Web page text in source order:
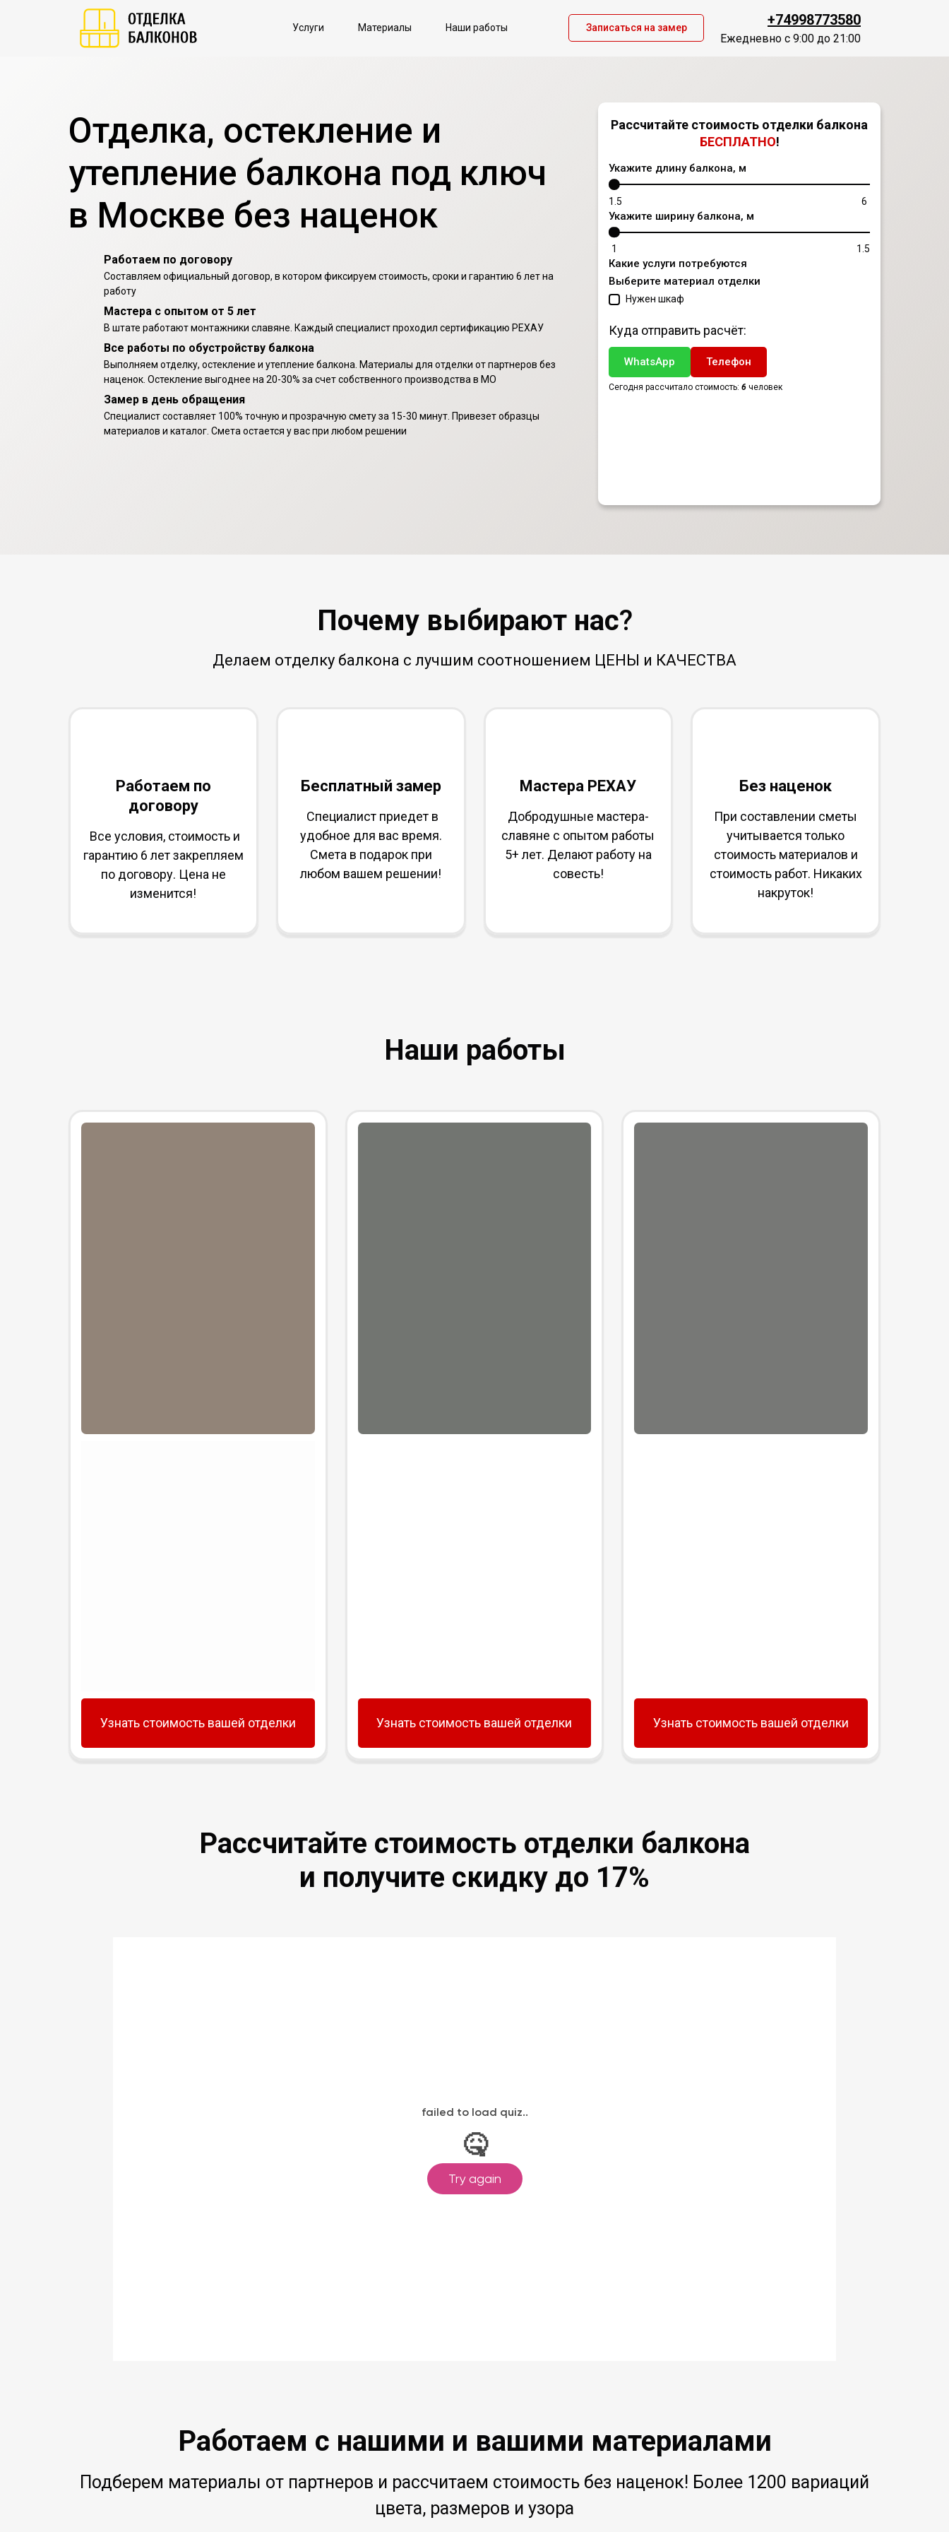
Услуги Материалы Наши работы Записаться на замер +74998773580
Ежедневно c 9:00 до 21:00
Отделка, остекление и
утепление балкона под ключ
в Москве без наценок
Работаем по договору
Составляем официальный договор, в котором фиксируем стоимость, сроки и гарантию 6 лет на
работу
Мастера с опытом от 5 лет
В штате работают монтажники славяне. Каждый специалист проходил сертификацию РЕХАУ
Все работы по обустройству балкона
Выполняем отделку, остекление и утепление балкона. Материалы для отделки от партнеров без
наценок. Остекление выгоднее на 20-30% за счет собственного производства в МО
Замер в день обращения
Специалист составляет 100% точную и прозрачную смету за 15-30 минут. Привезет образцы
материалов и каталог. Смета остается у вас при любом решении
Рассчитайте стоимость отделки балкона
БЕСПЛАТНО!
Укажите длину балкона, м
1.5 6
Укажите ширину балкона, м
1 1.5
Какие услуги потребуются
Выберите материал отделки
Нужен шкаф
Куда отправить расчёт:
WhatsApp Телефон
Сегодня рассчитало стоимость: 6 человек
Почему выбирают нас?
Делаем отделку балкона с лучшим соотношением ЦЕНЫ и КАЧЕСТВА
Работаем по
договору
Все условия, стоимость и
гарантию 6 лет закрепляем
по договору. Цена не
изменится!
Бесплатный замер
Специалист приедет в
удобное для вас время.
Смета в подарок при
любом вашем решении!
Мастера РЕХАУ
Добродушные мастера-
славяне с опытом работы
5+ лет. Делают работу на
совесть!
Без наценок
При составлении сметы
учитывается только
стоимость материалов и
стоимость работ. Никаких
накруток!
Наши работы
Узнать стоимость вашей отделки Узнать стоимость вашей отделки Узнать стоимость вашей отделки
Рассчитайте стоимость отделки балкона
и получите скидку до 17%
Работаем с нашими и вашими материалами
Подберем материалы от партнеров и рассчитаем стоимость без наценок! Более 1200 вариаций
цвета, размеров и узора